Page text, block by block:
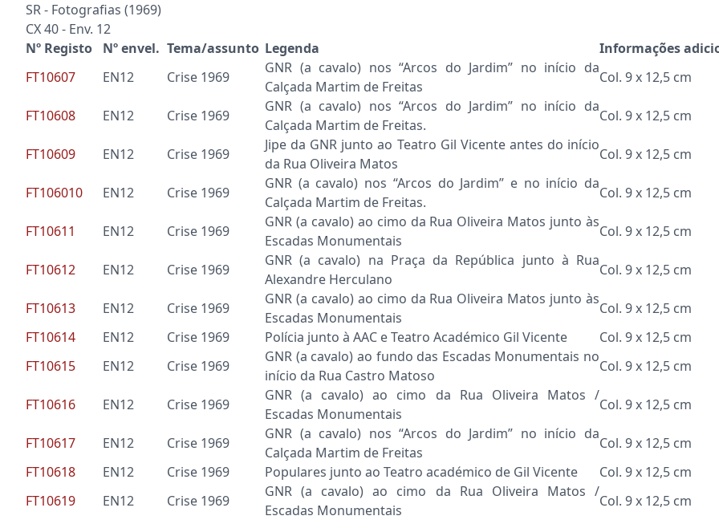
SR - Fotografias (1969)
CX 40 - Env. 12
Nº Registo
Nºenvel. Tema/assunto Legenda
Informações
FT10607
EN12 Crise 1969
GNR (a cavalo) nos “Arcos do Jardim” no início da
Calçada Martim de Freitas
Col. 9 x 12,5 cm
FT10608 EN12 Crise 1969
GNR (a cavalo) nos “Arcos do Jardim” no início da
Calçada Martim de Freitas.
Col. 9 x 12,5 cm
FT10609 EN12 Crise 1969
Jipe da GNR junto ao Teatro Gil Vicente antes do início
da Rua Oliveira Matos
Col. 9 x 12,5 cm
FT106010 EN12 Crise 1969
GNR (a cavalo) nos “Arcos do Jardim” e no início da
Calçada Martim de Freitas.
Col. 9 x 12,5 cm
FT10611 EN12 Crise 1969
GNR (a cavalo) ao cimo da Rua Oliveira Matos junto às
Escadas Monumentais
Col. 9 x 12,5 cm
FT10612 EN12 Crise 1969
GNR (a cavalo) na Praça da República junto à Rua
Alexandre Herculano
Col. 9 x 12,5 cm
FT10613 EN12 Crise 1969
GNR (a cavalo) ao cimo da Rua Oliveira Matos junto às
Escadas Monumentais
Col. 9 x 12,5 cm
FT10614
EN12 Crise 1969 Polícia junto à AAC e Teatro Académico Gil Vicente
Col. 9 x 12,5 cm
FT10615
EN12 Crise 1969
GNR (a cavalo) ao fundo das Escadas Monumentais no
início da Rua Castro Matoso
Col. 9 x 12,5 cm
FT10616 EN12 Crise 1969
GNR (a cavalo) ao cimo da Rua Oliveira Matos /
Escadas Monumentais
Col. 9 x 12,5 cm
FT10617 EN12 Crise 1969
GNR (a cavalo) nos “Arcos do Jardim” no início da
Calçada Martim de Freitas
Col. 9 x 12,5 cm
FT10618
EN12 Crise 1969 Populares junto ao Teatro académico de Gil Vicente
Col. 9 x 12,5 cm
FT10619
EN12 Crise 1969
GNR (a cavalo) ao cimo da Rua Oliveira Matos /
Escadas Monumentais
Col. 9 x 12,5 cm